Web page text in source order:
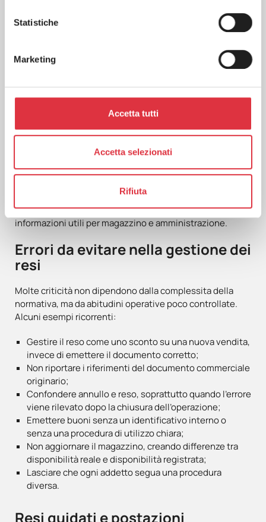
Statistiche
Marketing
Accetta tutti
Accetta selezionati
Rifiuta
parziale o annullo, a seconda del caso;
Definire la modalita di rimborso o cambio merce,
riferimento identificabile;
Consegnare al cliente il documento previsto e
verificare che il movimento sia visibile nei report di
cassa e, se presente, nel gestionale di magazzino.
Questa sequenza aiuta a separare le decisioni
commerciali dalle operazioni tecniche. La policy
rimborso; la cassa registra l’operazione nel modo
corretto; il gestionale, quando integrato, aggiorna le
informazioni utili per magazzino e amministrazione.
Errori da evitare nella gestione dei
resi
Molte criticità non dipendono dalla complessita della
normativa, ma da abitudini operative poco controllate.
Alcuni esempi ricorrenti:
Gestire il reso come uno sconto su una nuova vendita,
invece di emettere il documento corretto;
Non riportare i riferimenti del documento commerciale
originario;
Confondere annullo e reso, soprattutto quando l’errore
viene rilevato dopo la chiusura dell’operazione;
Emettere buoni senza un identificativo interno o
senza una procedura di utilizzo chiara;
Non aggiornare il magazzino, creando differenze tra
disponibilità reale e disponibilità registrata;
Lasciare che ogni addetto segua una procedura
diversa.
Resi guidati e postazioni